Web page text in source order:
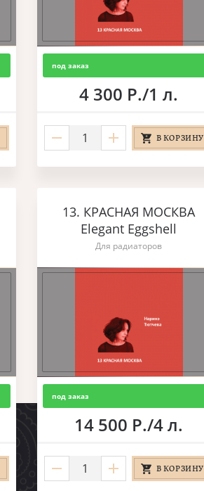
под заказ
4 300 Р./1 л.
В КОРЗИНУ
13. КРАСНАЯ МОСКВА
Elegant Eggshell
Для радиаторов
под заказ
14 500 Р./4 л.
В КОРЗИНУ